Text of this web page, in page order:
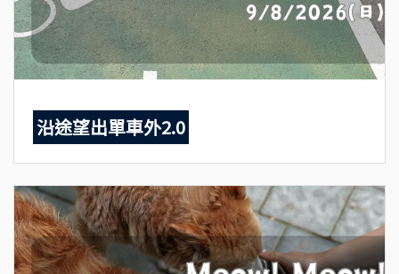
沿途望出單車外2.0